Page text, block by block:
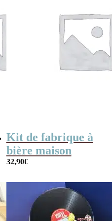
Kit de fabrique à
bière maison
32,90€